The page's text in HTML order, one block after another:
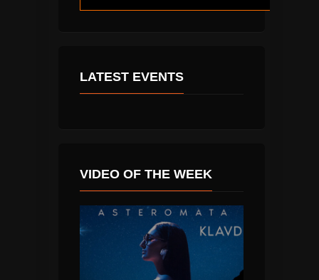
LATEST EVENTS
VIDEO OF THE WEEK